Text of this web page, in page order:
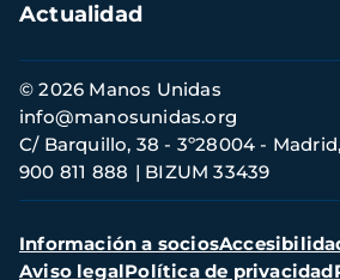
Actualidad
Información
de
contacto
© 2026 Manos Unidas
C/ Barquillo, 38 - 3º28004 -
900 811 888
BIZUM 33439
info@manosunidas.org
Menú
secundario
Información a socios
Aviso legalPolítica de privacidad